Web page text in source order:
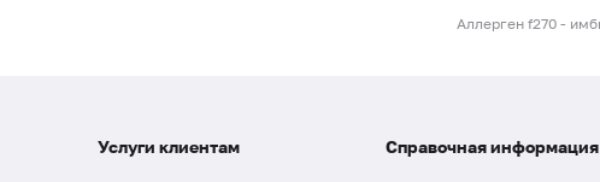
Услуги клиентам Справочная информация